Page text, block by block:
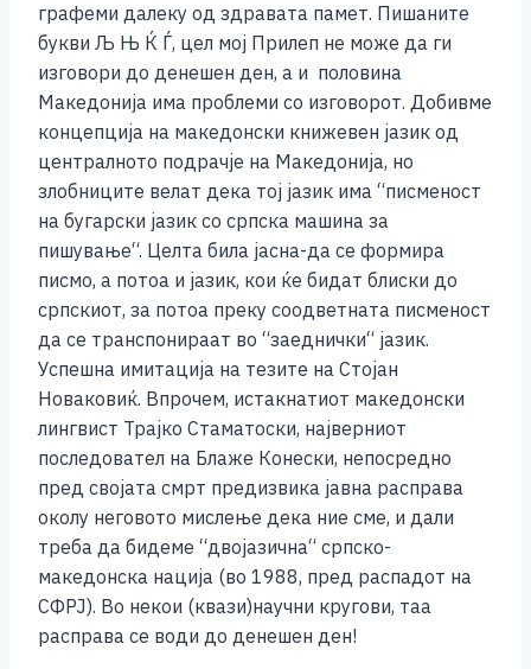
графеми далеку од здравата памет. Пишаните
букви Љ Њ Ќ Ѓ, цел мој Прилеп не може да ги
изговори до денешен ден, а и половина
Македонија има проблеми со изговорот. Добивме
концепција на македонски книжевен јазик од
централното подрачје на Македонија, но
злобниците велат дека тој јазик има “писменост
на бугарски јазик со српска машина за
пишување“. Целта била јасна-да се формира
писмо, а потоа и јазик, кои ќе бидат блиски до
српскиот, за потоа преку соодветната писменост
да се транспонираат во “заеднички“ јазик.
Успешна имитација на тезите на Стојан
Новаковиќ. Впрочем, истакнатиот македонски
лингвист Трајко Стаматоски, најверниот
последовател на Блаже Конески, непосредно
пред својата смрт предизвика јавна расправа
околу неговото мислење дека ние сме, и дали
треба да бидеме “двојазична“ српско-
македонска нација (во 1988, пред распадот на
СФРЈ). Во некои (квази)научни кругови, таа
расправа се води до денешен ден!